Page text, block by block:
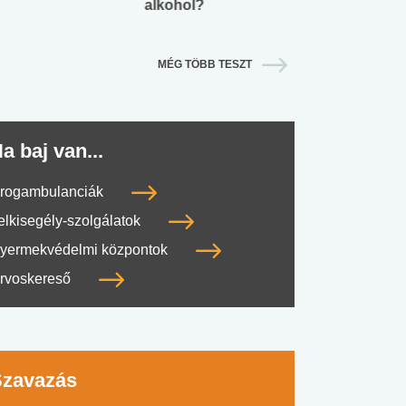
alkohol?
MÉG TÖBB TESZT
baj van...
szolgálatok
központok